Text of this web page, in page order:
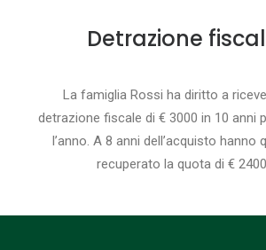
Detrazione
La famiglia Rossi ha diritto a
detrazione fiscale di € 3000 in 10 anni
l’anno. A 8 anni dell’acquisto hanno
recuperato la quota di €